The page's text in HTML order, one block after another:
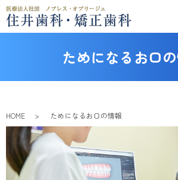
ためになるお口
HOME ためになるお口の情報